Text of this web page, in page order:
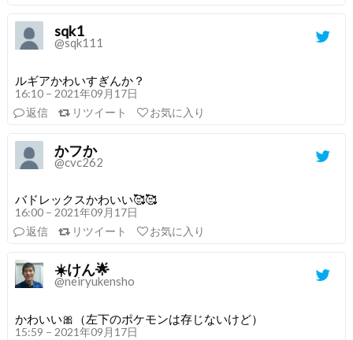
sqk1
@sqk111
ルギアかわいすぎんか？
16:10 – 2021年09月17日
返信
リツイート お気に入り
かフか
@cvc262
バドレックスかわいい🥰🥰
16:00 – 2021年09月17日
返信
リツイート お気に入り
☀️けん🌟
@neiryukensho
かわいい🎀（左下のポケモンは存じないけど）
15:59 – 2021年09月17日